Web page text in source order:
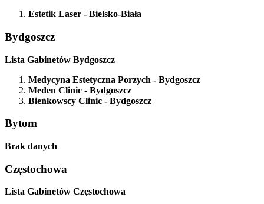
Estetik Laser - Bielsko-Biała
Bydgoszcz
Lista Gabinetów Bydgoszcz
Medycyna Estetyczna Porzych - Bydgoszcz
Meden Clinic - Bydgoszcz
Bieńkowscy Clinic - Bydgoszcz
Bytom
Brak danych
Częstochowa
Lista Gabinetów Częstochowa